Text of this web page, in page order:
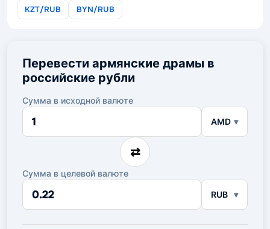
KZT/RUB
BYN/RUB
Перевести армянские драмы в
российские рубли
Сумма в исходной валюте
Сумма
исходной
AMD
⇄
Сумма в целевой валюте
Сумма
целевой
валюте
RUB